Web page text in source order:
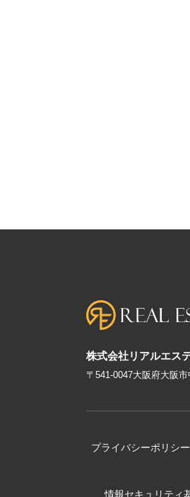
株式会社リアルエス
〒541-0047大阪府大阪
プライバシーポリシー
情報セキュリティ